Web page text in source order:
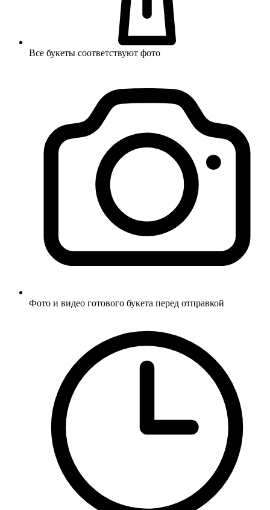
Все букеты соответствуют фото
Фото и видео готового букета перед отправкой